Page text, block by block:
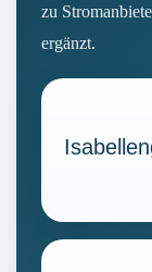
zu
ergänzt.